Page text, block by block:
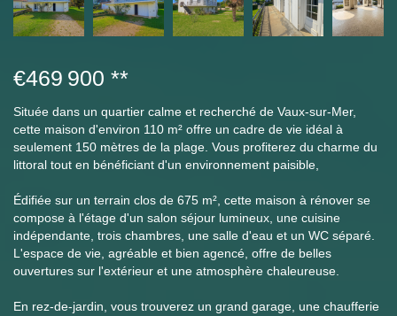
€469 900 **
Située dans un quartier calme et recherché de Vaux-sur-Mer,
cette maison d'environ 110 m² offre un cadre de vie idéal à
seulement 150 mètres de la plage. Vous profiterez du charme du
littoral tout en bénéficiant d'un environnement paisible,
Édifiée sur un terrain clos de 675 m², cette maison à rénover se
compose à l'étage d'un salon séjour lumineux, une cuisine
indépendante, trois chambres, une salle d'eau et un WC séparé.
L'espace de vie, agréable et bien agencé, offre de belles
ouvertures sur l'extérieur et une atmosphère chaleureuse.
En rez-de-jardin, vous trouverez un grand garage, une chaufferie